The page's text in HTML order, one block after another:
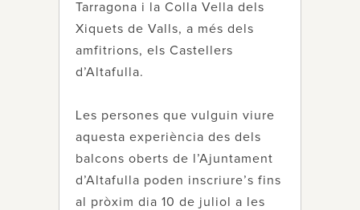
Tarragona i la Colla Vella dels
Xiquets de Valls, a més dels
amfitrions, els Castellers
d’Altafulla.
Les persones que vulguin viure
aquesta experiència des dels
balcons oberts de l’Ajuntament
d’Altafulla poden inscriure’s fins
al pròxim dia 10 de juliol a les